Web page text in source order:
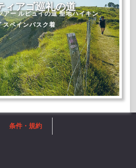
ィアゴ巡礼の道
アー ルピュイの道 聖地ハイキン
スペインバスク着
条件・規約